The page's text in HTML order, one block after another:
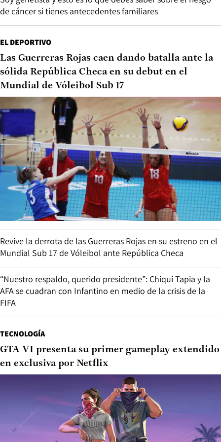
de cáncer si tienes antecedentes familiares
EL DEPORTIVO
Las Guerreras Rojas caen dando batalla ante la
sólida República Checa en su debut en el
Mundial de Vóleibol Sub 17
Revive la derrota de las Guerreras Rojas en su estreno en el
Mundial Sub 17 de Vóleibol ante República Checa
“Nuestro respaldo, querido presidente”: Chiqui Tapia y la
AFA se cuadran con Infantino en medio de la crisis de la
FIFA
TECNOLOGÍA
GTA VI presenta su primer gameplay extendido
en exclusiva por Netflix